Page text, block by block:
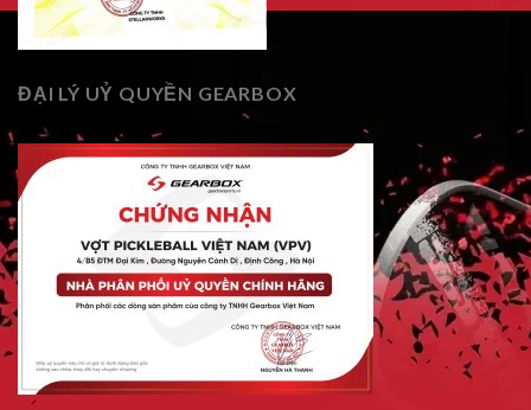
ĐẠI LÝ UỶ QUYỀN GEARBOX